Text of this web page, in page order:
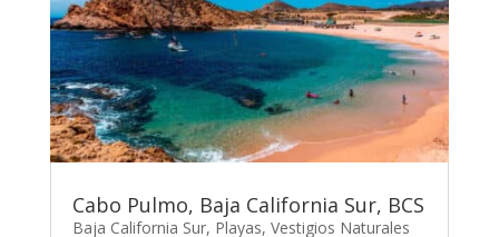
Cabo Pulmo, Baja California Sur, BCS
Baja California Sur, Playas, Vestigios Naturales